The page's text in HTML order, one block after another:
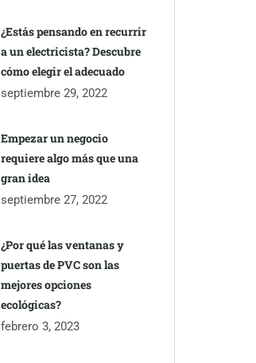
¿Estás pensando en recurrir
a un electricista? Descubre
cómo elegir el adecuado
septiembre 29, 2022
Empezar un negocio
requiere algo más que una
gran idea
septiembre 27, 2022
¿Por qué las ventanas y
puertas de PVC son las
mejores opciones
ecológicas?
febrero 3, 2023